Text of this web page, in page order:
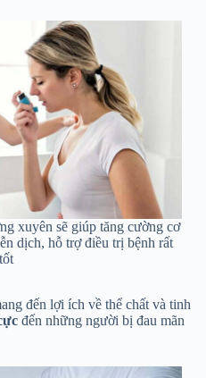
xuyên sẽ giúp tăng cường cơ
dịch, hỗ trợ điều trị bệnh rất
tốt
đến lợi ích về thể chất và tinh
đến những người bị đau mãn